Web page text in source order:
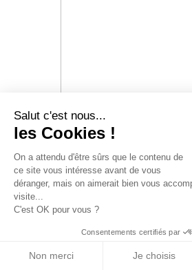
Salut c'est nous...
les Cookies !
On a attendu d'être sûrs que le contenu de
ce site vous intéresse avant de vous
déranger, mais on aimerait bien vous
visite...
C'est OK pour vous ?
Consentements certifiés par
Non merci Je choisis